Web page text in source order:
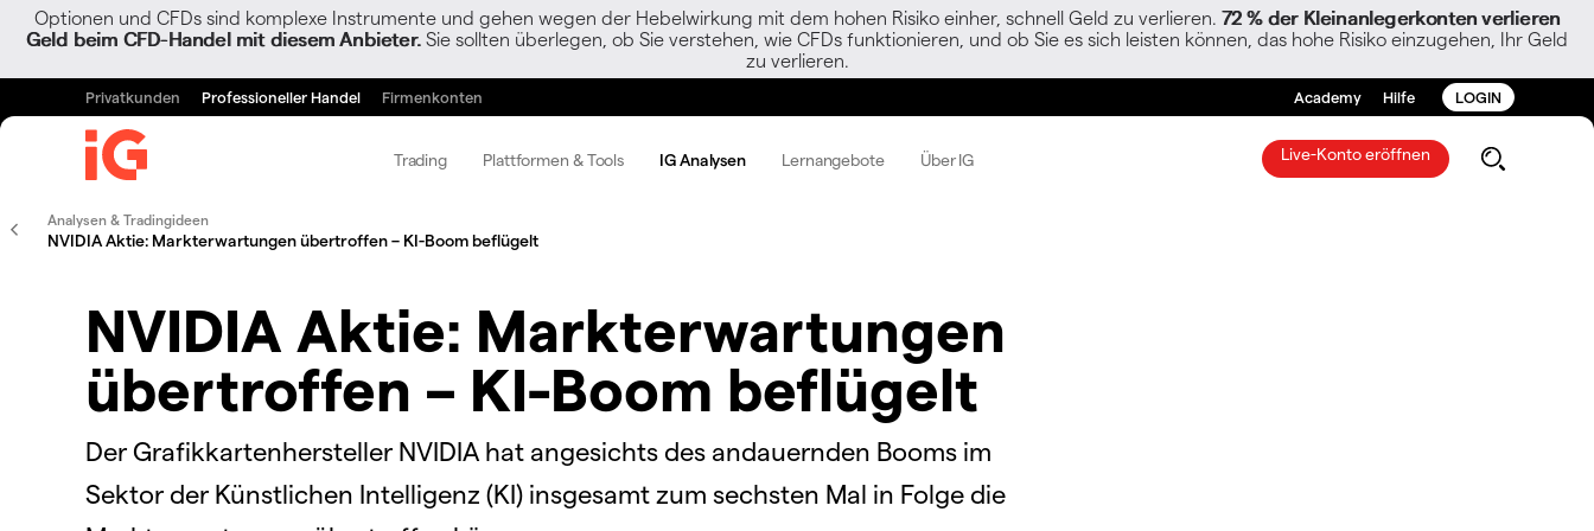
Optionen und CFDs sind komplexe Instrumente und gehen wegen der Hebelwirkung mit dem hohen Risiko einher, schnell Geld zu verlieren. 72 % der Kleinanlegerkonten verlieren
Geld beim CFD-Handel mit diesem Anbieter. Sie sollten überlegen, ob Sie verstehen, wie CFDs funktionieren, und ob Sie es sich leisten können, das hohe Risiko einzugehen, Ihr Geld
zu verlieren.
Privatkunden Professioneller Handel Firmenkonten Academy Hilfe LOGIN
Trading Plattformen & Tools IG Analysen Lernangebote Über IG Live-Konto eröffnen
Analysen & Tradingideen
NVIDIA Aktie: Markterwartungen übertroffen – KI-Boom beflügelt
NVIDIA Aktie: Markterwartungen
übertroffen – KI-Boom beflügelt
Der Grafikkartenhersteller NVIDIA hat angesichts des andauernden Booms im
Sektor der Künstlichen Intelligenz (KI) insgesamt zum sechsten Mal in Folge die